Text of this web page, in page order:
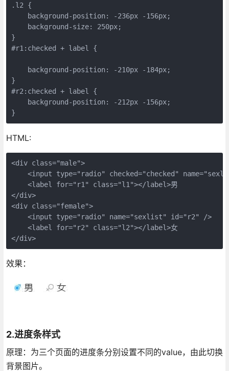
.l2 {
    background-position: -236px -156px;
    background-size: 250px;
}
#r1:checked + label {
    background-position: -210px -184px;
}
#r2:checked + label {
    background-position: -212px -156px;
}
HTML:
<div class="male">
<input type="radio" checked="checked"
    <label for="r1" class="l1"></label>男
</div>
<div class="female">
    <input type="radio" name="sexlist" id="r2" />
    <label for="r2" class="l2"></label>女
</div>
效果：
2.进度条样式
原理：为三个页面的进度条分别设置不同的value，由此切换
背景图片。